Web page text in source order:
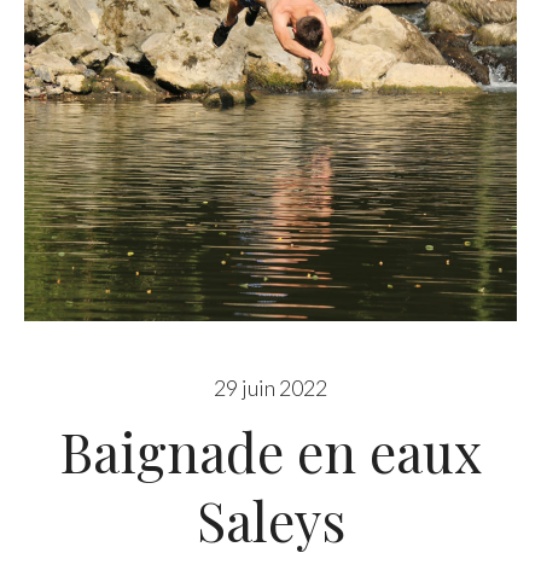
29 juin 2022
Baignade en eaux
Saleys